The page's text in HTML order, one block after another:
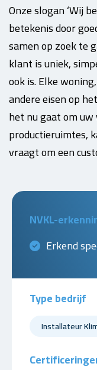
Onze slogan ‘Wij
betekenis door
samen op zoek te
klant is uniek,
ook is. Elke
andere eisen op
het nu gaat om
productieruimtes,
vraagt om een
NVKL-
Erkend
Type bedrijf
Installateur